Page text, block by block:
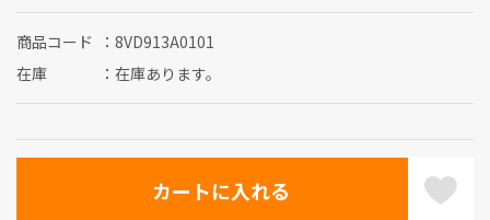
商品コード
8VD913A0101
在庫
在庫あります。